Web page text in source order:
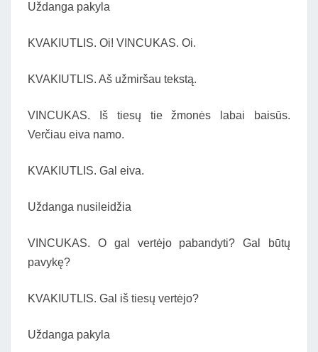
Uždanga pakyla
KVAKIUTLIS. Oi! VINCUKAS. Oi.
KVAKIUTLIS. Aš užmiršau tekstą.
VINCUKAS. Iš tiesų tie žmonės labai baisūs.
Verčiau eiva namo.
KVAKIUTLIS. Gal eiva.
Uždanga nusileidžia
VINCUKAS. O gal vertėjo pabandyti? Gal būtų
pavykę?
KVAKIUTLIS. Gal iš tiesų vertėjo?
Uždanga pakyla